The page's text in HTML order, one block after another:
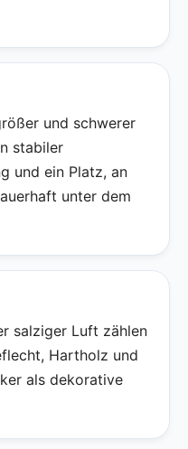
und schwerer
stabiler
und ein Platz, an
unter dem
salziger Luft zählen
Hartholz und
als dekorative